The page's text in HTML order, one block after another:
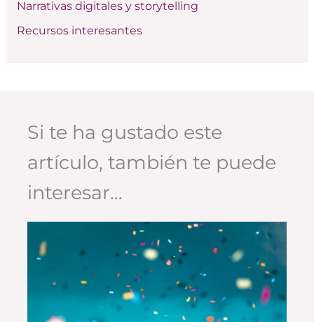
Narrativas digitales y storytelling
Recursos interesantes
Si te ha gustado este
artículo, también te puede
interesar…